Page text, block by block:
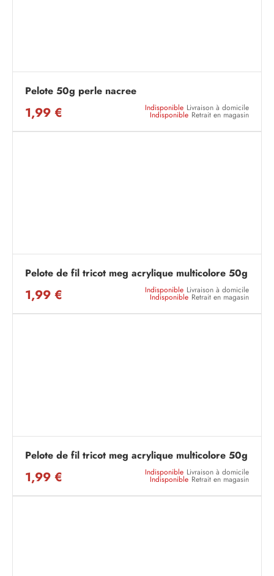
Pelote 50g perle nacree
1,99 € Indisponible Livraison à domicile
Indisponible Retrait en magasin
Pelote de fil tricot meg acrylique multicolore 50g
1,99 € Indisponible Livraison à domicile
Indisponible Retrait en magasin
Pelote de fil tricot meg acrylique multicolore 50g
1,99 € Indisponible Livraison à domicile
Indisponible Retrait en magasin